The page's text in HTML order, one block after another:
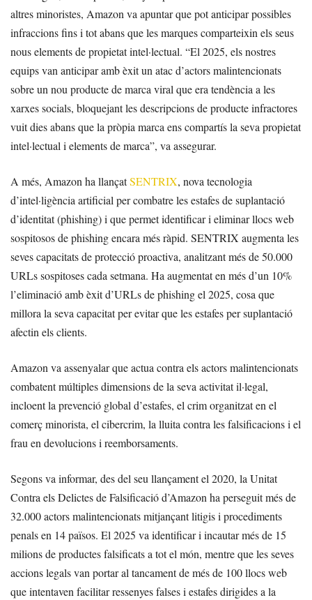
altres minoristes, Amazon va apuntar que pot anticipar possibles
infraccions fins i tot abans que les marques comparteixin els seus
nous elements de propietat intel·lectual. “El 2025, els nostres
equips van anticipar amb èxit un atac d’actors malintencionats
sobre un nou producte de marca viral que era tendència a les
xarxes socials, bloquejant les descripcions de producte infractores
vuit dies abans que la pròpia marca ens compartís la seva propietat
intel·lectual i elements de marca”, va assegurar.
A més, Amazon ha llançatSENTRIX, nova tecnologia
d’intel·ligència artificial per combatre les estafes de suplantació
d’identitat (phishing) i que permet identificar i eliminar llocs web
sospitosos de phishing encara més ràpid. SENTRIX augmenta les
seves capacitats de protecció proactiva, analitzant més de 50.000
URLs sospitoses cada setmana. Ha augmentat en més d’un 10%
l’eliminació amb èxit d’URLs de phishing el 2025, cosa que
millora la seva capacitat per evitar que les estafes per suplantació
afectin els clients.
Amazon va assenyalar que actua contra els actors malintencionats
combatent múltiples dimensions de la seva activitat il·legal,
incloent la prevenció global d’estafes, el crim organitzat en el
comerç minorista, el cibercrim, la lluita contra les falsificacions i el
frau en devolucions i reemborsaments.
Segons va informar, des del seu llançament el 2020, la Unitat
Contra els Delictes de Falsificació d’Amazon ha perseguit més de
32.000 actors malintencionats mitjançant litigis i procediments
penals en 14 països. El 2025 va identificar i incautar més de 15
milions de productes falsificats a tot el món, mentre que les seves
accions legals van portar al tancament de més de 100 llocs web
que intentaven facilitar ressenyes falses i estafes dirigides a la